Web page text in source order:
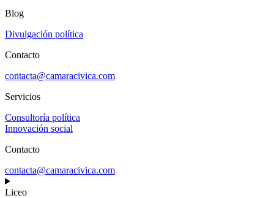
Blog
Divulgación política
Contacto
contacta@camaracivica.com
Servicios
Consultoría política
Innovación social
Contacto
contacta@camaracivica.com
Liceo